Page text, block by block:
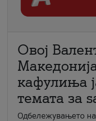
Овој
кафулиња
темата за
Одбележувањето